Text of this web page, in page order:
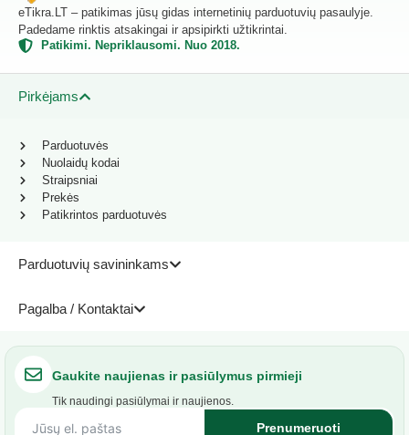
eTikra.LT – patikimas jūsų gidas internetinių parduotuvių pasaulyje.
Padedame rinktis atsakingai ir apsipirkti užtikrintai.
Patikimi. Nepriklausomi. Nuo 2018.
Pirkėjams
Parduotuvių savininkams
Pagalba / Kontaktai
Parduotuvės
Nuolaidų kodai
Straipsniai
Prekės
Patikrintos parduotuvės
Gaukite naujienas ir pasiūlymus pirmieji
Tik naudingi pasiūlymai ir naujienos.
Prenumeruoti